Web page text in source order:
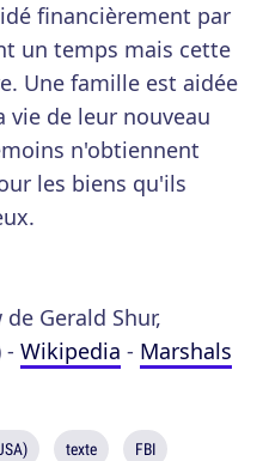
financièrement par
un temps mais cette
Une famille est aidée
de leur nouveau
n'obtiennent
les biens qu'ils
Gerald Shur,
- Wikipedia - Marshals
texte FBI